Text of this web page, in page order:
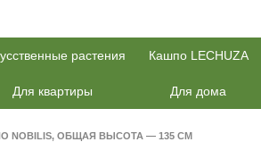
растения Кашпо LECHUZA
Для квартиры Для дома
ОБЩАЯ ВЫСОТА — 135 СМ